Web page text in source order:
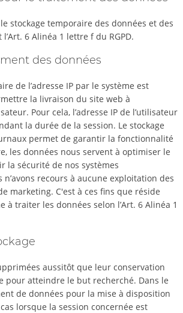
stockage temporaire des données et des
6 Alinéa 1 lettre f du RGPD.
des données
de l’adresse IP par le système est
la livraison du site web à
Pour cela, l’adresse IP de l’utilisateur
la durée de la session. Le stockage
permet de garantir la fonctionnalité
les données nous servent à optimiser le
la sécurité de nos systèmes
recours à aucune exploitation des
marketing. C'est à ces fins que réside
à traiter les données selon l’Art. 6 Alinéa 1
aussitôt que leur conservation
pour atteindre le but recherché. Dans le
de données pour la mise à disposition
lorsque la session concernée est